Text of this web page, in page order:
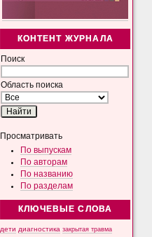
КОНТЕНТ ЖУРНАЛА
Поиск
Область поиска
Просматривать
По выпускам
По авторам
По названию
По разделам
КЛЮЧЕВЫЕ СЛОВА
дети диагностика закрытая травма